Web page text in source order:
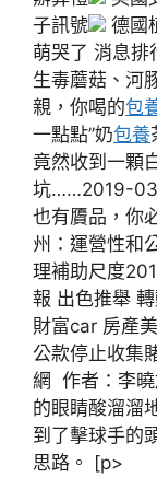
子訊號
德國
萌哭了 消息排
生毒蘑菇、河
親，你喝的包
一點點”奶包養
竟然收到一顆
坑……2019-
也有贗品，你
州：運營性和
理補助尺度
報 出色推舉
財富car 房產
公款停止收集
網 作者：李
的眼睛酸溜溜
到了擊球手的
思路。 [p>